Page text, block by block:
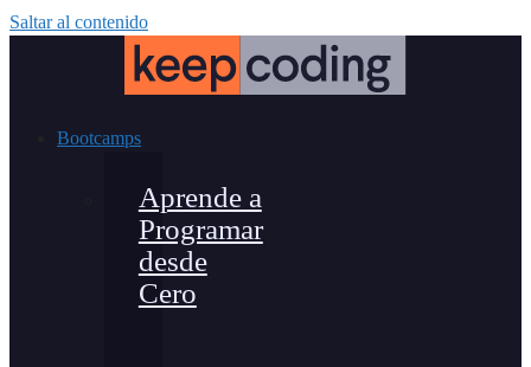
Saltar al contenido
Bootcamps
Aprende a
Programar
desde
Cero